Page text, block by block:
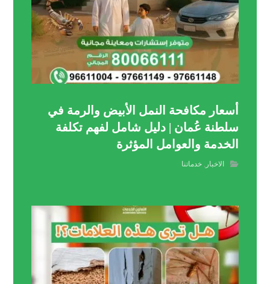
أسعار مكافحة النمل الأبيض والرمة في
سلطنة عُمان | دليل شامل لفهم تكلفة
الخدمة والعوامل المؤثرة
الاخبار ,خدماتنا